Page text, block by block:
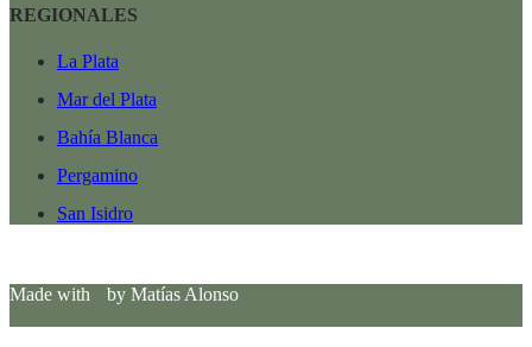
REGIONALES
La Plata
Mar del Plata
Bahía Blanca
Pergamino
San Isidro
Made with by Matías Alonso